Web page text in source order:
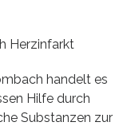
Herzinfarkt
handelt es
Hilfe durch
Substanzen zur